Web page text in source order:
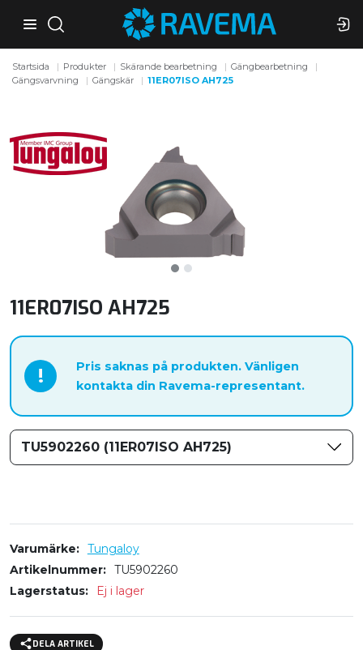
Startsida Produkter Skärande bearbetning
Gängbearbetning
Gängsvarvning
Gängskär 11ER07ISO AH725
11ER07ISO AH725
!
Pris saknas på produkten. Vänligen
kontakta din Ravema-representant.
TU5902260 (11ER07ISO AH725)
Varumärke
Tungaloy
Artikelnummer
TU5902260
Lagerstatus
Ej i lager
DELA ARTIKEL